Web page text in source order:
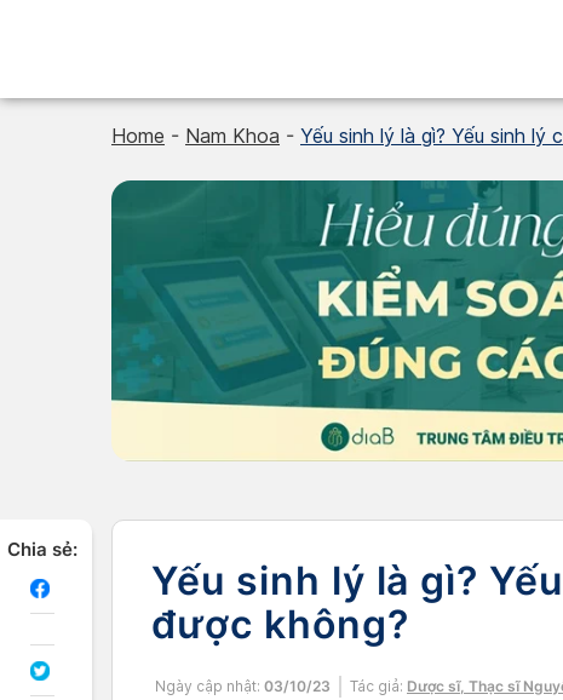
Home - Nam Khoa - Yếu sinh lý là gì? Yếu sinh lý
Chia sẻ:
Yếu sinh lý là gì?
được không?
Ngày cập nhật: 03/10/23 Tác giả: Dược sĩ, Thạc sĩ